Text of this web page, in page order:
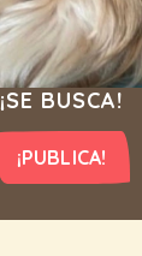
¡SE BUSCA!
¡PUBLICA!